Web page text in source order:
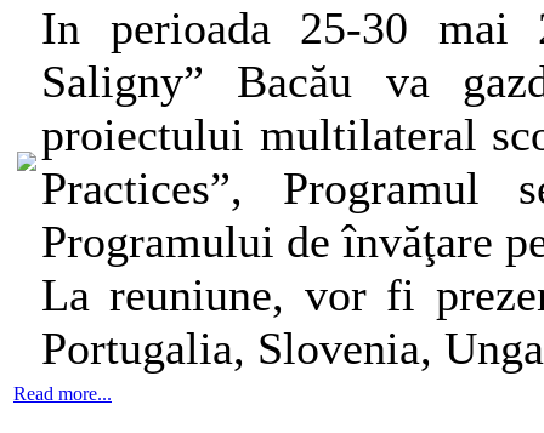
In perioada 25-30 mai
Saligny” Bacău va
proiectului multilateral
Practices”, Programul
Programului de învăţare
La reuniune, vor fi
Portugalia, Slovenia,
Read more...